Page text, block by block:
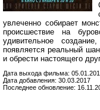
увлеченно собирает
происшествие на
удивительное
появляется реальный
и обрести настоящего
Дата выхода фильма:
Дата добавления: 30.03.2017
Последнее обновление: